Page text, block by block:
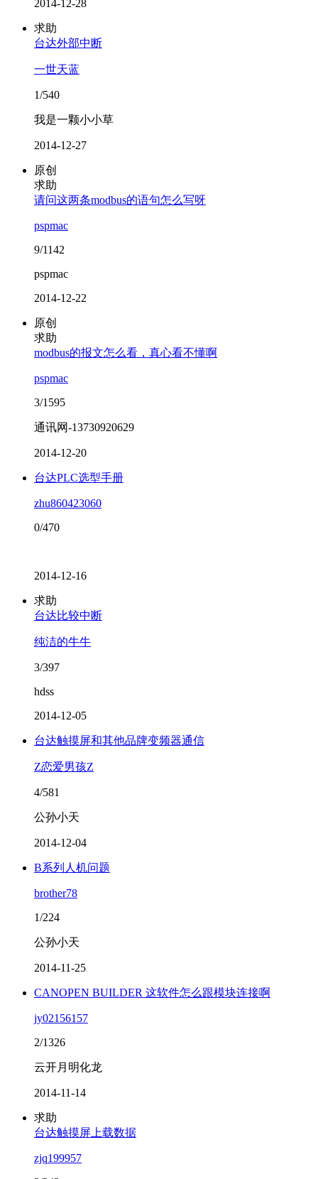
2014-12-28
求助
台达外部中断
一世天蓝
1/540
我是一颗小小草
2014-12-27
原创
求助
请问这两条modbus的语句怎么写呀
pspmac
9/1142
pspmac
2014-12-22
原创
求助
modbus的报文怎么看，真心看不懂啊
pspmac
3/1595
通讯网-13730920629
2014-12-20
台达PLC选型手册
zhu860423060
0/470
2014-12-16
求助
台达比较中断
纯洁的牛牛
3/397
hdss
2014-12-05
台达触摸屏和其他品牌变频器通信
Z恋爱男孩Z
4/581
公孙小天
2014-12-04
B系列人机问题
brother78
1/224
公孙小天
2014-11-25
CANOPEN BUILDER 这软件怎么跟模块连接啊
jy02156157
2/1326
云开月明化龙
2014-11-14
求助
台达触摸屏上载数据
zjq199957